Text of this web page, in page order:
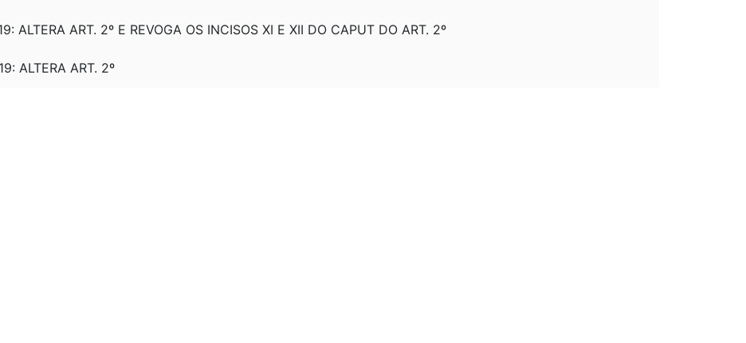
ALTERA ART. 2º E REVOGA OS INCISOS XI E XII DO CAPUT DO ART. 2º
ALTERA ART. 2º